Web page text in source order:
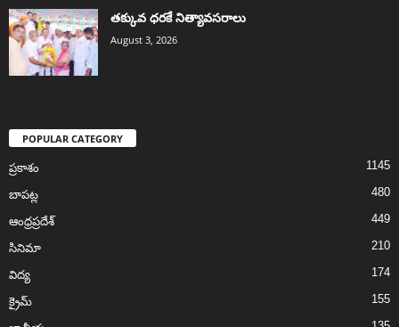
తక్కువ ధరకే నిత్యావసరాలు
August 3, 2026
POPULAR CATEGORY
ప్రకాశం 1145
బాపట్ల 480
ఆంధ్రప్రదేశ్ 449
సినిమా 210
విద్య 174
క్రైమ్ 155